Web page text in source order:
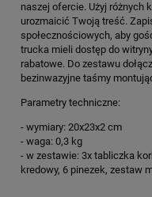
naszej ofercie. Użyj różnych
urozmaicić Twoją treść.
społecznościowych, aby
trucka mieli dostęp do
rabatowe. Do zestawu
bezinwazyjne taśmy
Parametry techniczne:
- wymiary: 20x23x2 cm
- waga: 0,3 kg
- w zestawie: 3x tabliczka
kredowy, 6 pinezek, zestaw